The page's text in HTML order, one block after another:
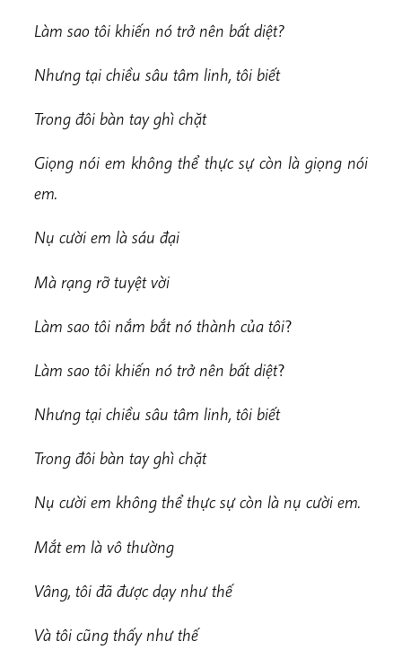
Làm sao tôi khiến nó trở nên bất diệt?
Nhưng tại chiều sâu tâm linh, tôi biết
Trong đôi bàn tay ghì chặt
Giọng nói em không thể thực sự còn là giọng nói
em.
Nụ cười em là sáu đại
Mà rạng rỡ tuyệt vời
Làm sao tôi nắm bắt nó thành của tôi?
Làm sao tôi khiến nó trở nên bất diệt?
Nhưng tại chiều sâu tâm linh, tôi biết
Trong đôi bàn tay ghì chặt
Nụ cười em không thể thực sự còn là nụ cười em.
Mắt em là vô thường
Vâng, tôi đã được dạy như thế
Và tôi cũng thấy như thế